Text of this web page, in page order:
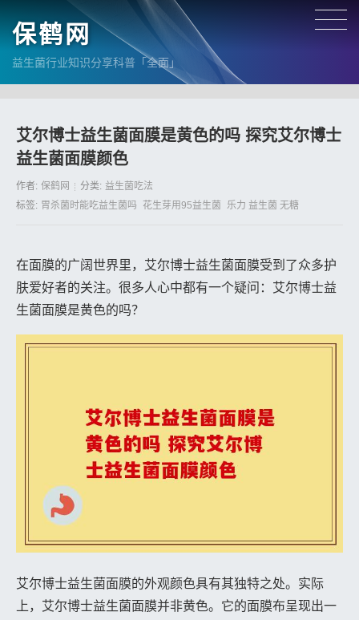
保鹤网
益生菌行业知识分享科普「全面」
艾尔博士益生菌面膜是黄色的吗 探究艾尔博士
益生菌面膜颜色
作者: 保鹤网 分类: 益生菌吃法
标签: 胃杀菌时能吃益生菌吗 花生芽用95益生菌 乐力 益生菌 无糖
在面膜的广阔世界里，艾尔博士益生菌面膜受到了众多护
肤爱好者的关注。很多人心中都有一个疑问：艾尔博士益
生菌面膜是黄色的吗？
艾尔博士益生菌面膜的外观颜色具有其独特之处。实际
上，艾尔博士益生菌面膜并非黄色。它的面膜布呈现出一